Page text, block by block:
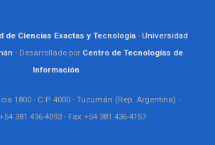
de Ciencias Exactas y Tecnología- Universidad
- Desarrollado por Centro de Tecnologías de
Información
1800 - C.P. 4000 - Tucumán (Rep. Argentina) -
381 436-4093 - Fax +54 381 436-4157